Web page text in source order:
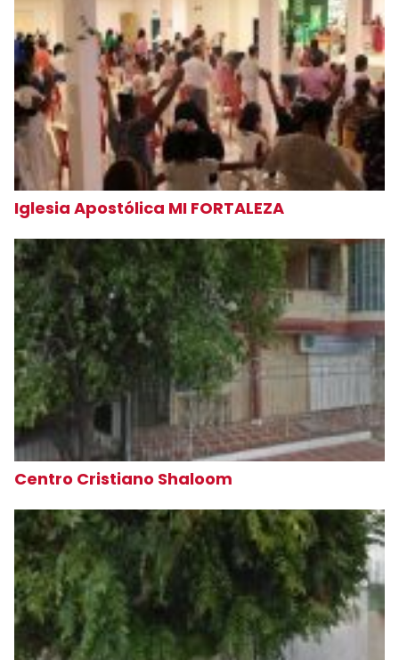
Iglesia Apostólica MI FORTALEZA
Centro Cristiano Shaloom